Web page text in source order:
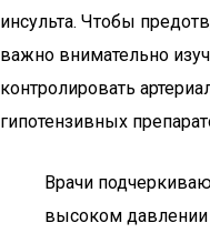
инсульта. Чтобы
важно внимательно
контролировать
гипотензивных
Врачи
высоком давлении